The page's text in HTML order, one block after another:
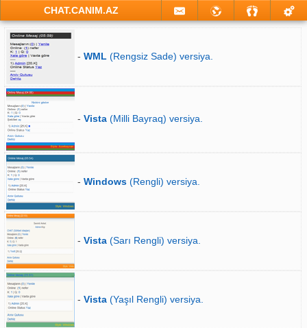
CHAT.CANIM.AZ
- WML (Rengsiz Sade) versiya.
- Vista (Milli Bayraq) versiya.
- Windows (Rengli) versiya.
- Vista (Sarı Rengli) versiya.
- Vista (Yaşıl Rengli) versiya.